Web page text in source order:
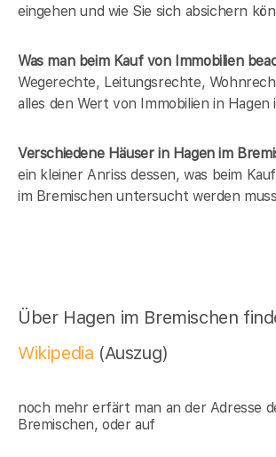
eingehen und wie Sie sich absichern
Was man beim Kauf von Immobilien
Wegerechte, Leitungsrechte,
alles den Wert von Immobilien in
Verschiedene Häuser in Hagen im
ein kleiner Anriss dessen, was beim
im Bremischen untersucht werden muss
Über Hagen im Bremischen
Wikipedia (Auszug)
noch mehr erfärt man an der Adresse
Bremischen, oder auf